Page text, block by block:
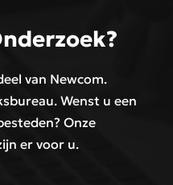
van Newcom.
Wenst u een
Onze
er voor u.